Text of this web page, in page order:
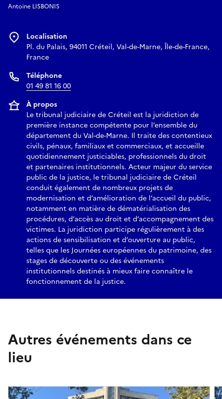
Antoine LISBONIS
Localisation
Pl. du Palais, 94011 Créteil, Val-de-Marne, Île-de-France,
France
Téléphone
01 49 81 16 00
À propos
Le tribunal judiciaire de Créteil est la juridiction de
première instance compétente pour l’ensemble du
département du Val-de-Marne. Il traite des contentieux
civils, pénaux, familiaux et commerciaux, et accueille
quotidiennement justiciables, professionnels du droit
et partenaires institutionnels. Acteur majeur du service
public de la justice, le tribunal judiciaire de Créteil
conduit également de nombreux projets de
modernisation et d’amélioration de l’accueil du public,
notamment en matière de dématérialisation des
procédures, d’accès au droit et d’accompagnement des
victimes. La juridiction participe régulièrement à des
actions de sensibilisation et d’ouverture au public,
telles que les Journées européennes du patrimoine, des
stages de découverte ou des événements
institutionnels destinés à mieux faire connaître le
fonctionnement de la justice.
Autres événements dans ce
lieu